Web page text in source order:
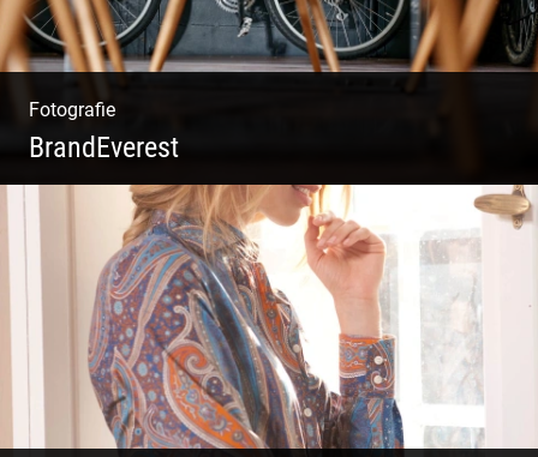
Fotografie
BrandEverest
Kommunikationsfotografie | Branding mit
Bildwelten | Markenerlebnisse | Corporate
Design